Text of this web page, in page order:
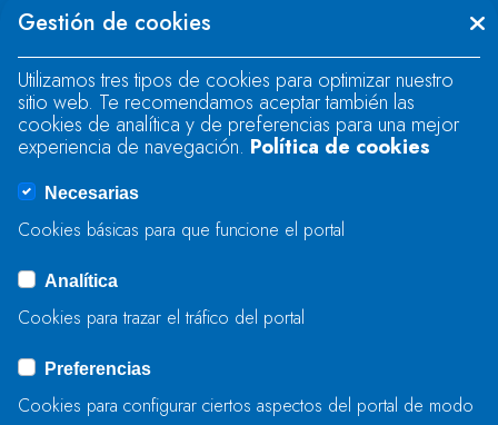
"text" field.
There was an error when loading the
"text" field.
There was an error when loading the
BIDALI
Gestión de cookies
Utilizamos tres tipos de cookies para optimizar nuestro
sitio web. Te recomendamos aceptar también las
cookies de analítica y de preferencias para una mejor
experiencia de navegación. Política de cookies
Necesarias
Cookies básicas para que funcione el portal
Analítica
Cookies para trazar el tráfico del portal
Preferencias
Cookies para configurar ciertos aspectos del portal de modo